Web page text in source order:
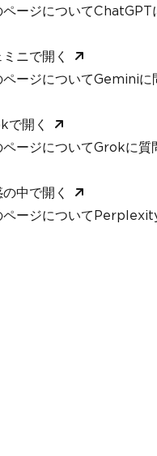
ページについてChatGPT
ミニで開く
ページについてGeminiに
で開く
ページについてGrokに質
中で開く
ページについて